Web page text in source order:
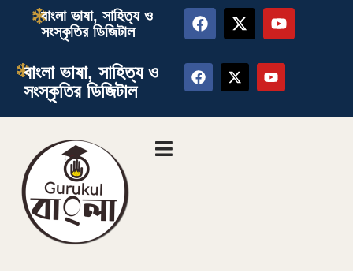
বাংলা ভাষা, সাহিত্য ও
সংস্কৃতির ডিজিটাল
বাংলা ভাষা, সাহিত্য ও
সংস্কৃতির ডিজিটাল